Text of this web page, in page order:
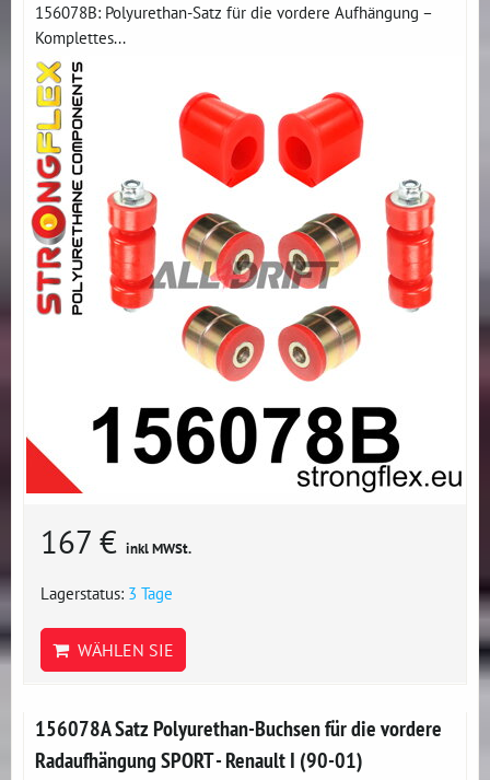
156078B: Polyurethan-Satz für die vordere Aufhängung –
Komplettes...
167 € inkl MWSt.
Lagerstatus: 3 Tage
WÄHLEN SIE
156078A Satz Polyurethan-Buchsen für die vordere
Radaufhängung SPORT - Renault I (90-01)